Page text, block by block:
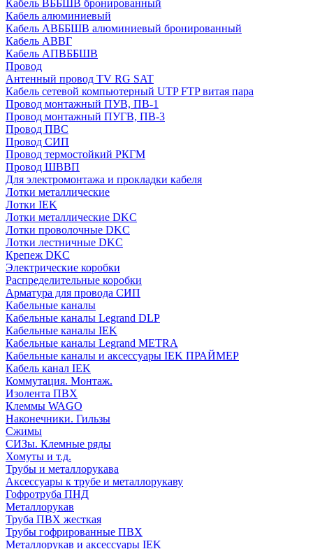
Кабель ВББШВ бронированный
Кабель алюминиевый
Кабель АВББШВ алюминиевый бронированный
Кабель АВВГ
Кабель АПВББШВ
Провод
Антенный провод TV RG SAT
Кабель сетевой компьютерный UTP FTP витая пара
Провод монтажный ПУВ, ПВ-1
Провод монтажный ПУГВ, ПВ-3
Провод ПВС
Провод СИП
Провод термостойкий РКГМ
Провод ШВВП
Для электромонтажа и прокладки кабеля
Лотки металлические
Лотки IEK
Лотки металлические DKC
Лотки проволочные DKC
Лотки лестничные DKC
Крепеж DKC
Электрические коробки
Распределительные коробки
Арматура для провода СИП
Кабельные каналы
Кабельные каналы Legrand DLP
Кабельные каналы IEK
Кабельные каналы Legrand METRA
Кабельные каналы и аксессуары IEK ПРАЙМЕР
Кабель канал IEK
Коммутация. Монтаж.
Изолента ПВХ
Клеммы WAGO
Наконечники. Гильзы
Сжимы
СИЗы. Клемные ряды
Хомуты и т.д.
Трубы и металлорукава
Аксессуары к трубе и металлорукаву
Гофротруба ПНД
Металлорукав
Труба ПВХ жесткая
Трубы гофрированные ПВХ
Металлорукав и аксессуары IEK